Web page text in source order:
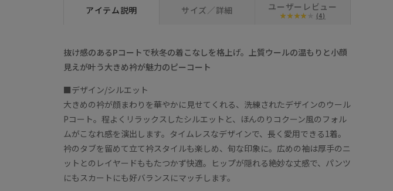
アイテム説明 サイズ／詳細 ユーザーレビュー
(4)
抜け感のあるPコートで秋冬の着こなしを格上げ。上質ウールの温もりと小顔
見えが叶う大きめ衿が魅力のピーコート
■デザイン/シルエット
大きめの衿が顔まわりを華やかに見せてくれる、洗練されたデザインのウール
Pコート。程よくリラックスしたシルエットと、ほんのりコクーン風のフォル
ムがこなれ感を演出します。タイムレスなデザインで、長く愛用できる1着。
衿のタブを留めて立て衿スタイルも楽しめ、旬な印象に。広めの袖は厚手のニ
ットとのレイヤードももたつかず快適。ヒップが隠れる絶妙な丈感で、パンツ
にもスカートにも好バランスにマッチします。